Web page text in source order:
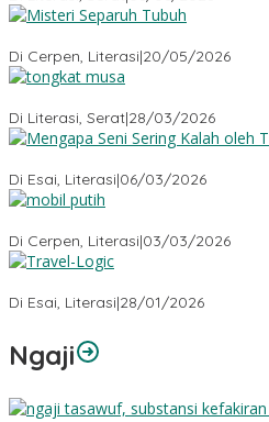
Di Cerpen, Literasi|20/05/2026
Di Literasi, Serat|28/03/2026
Di Esai, Literasi|06/03/2026
Di Cerpen, Literasi|03/03/2026
Di Esai, Literasi|28/01/2026
Ngaji